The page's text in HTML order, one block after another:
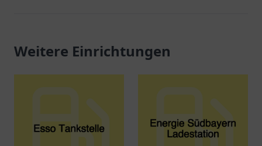
Weitere Einrichtungen